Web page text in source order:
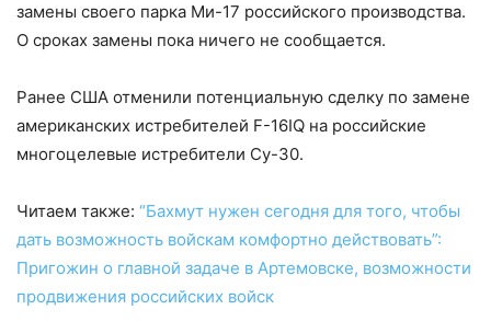
замены своего парка Ми-17 российского производства.
О сроках замены пока ничего не сообщается.
Ранее США отменили потенциальную сделку по замене
американских истребителей F-16IQ на российские
многоцелевые истребители Су-30.
Читаем также: “Бахмут нужен сегодня для того, чтобы
дать возможность войскам комфортно действовать”:
Пригожин о главной задаче в Артемовске, возможности
продвижения российских войск